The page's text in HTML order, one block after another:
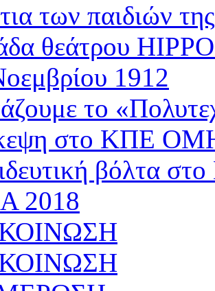
των παιδιών
θεάτρου
1912
το
στο ΚΠΕ
βόλτα
2018